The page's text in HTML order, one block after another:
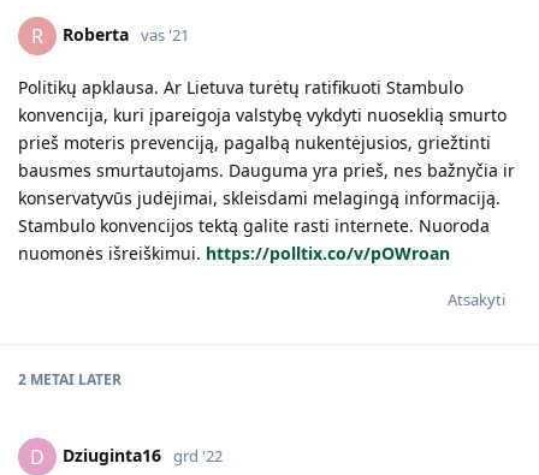
R Roberta vas '21
Politikų apklausa. Ar Lietuva turėtų ratifikuoti Stambulo
konvencija, kuri įpareigoja valstybę vykdyti nuoseklią smurto
prieš moteris prevenciją, pagalbą nukentėjusios, griežtinti
bausmes smurtautojams. Dauguma yra prieš, nes bažnyčia ir
konservatyvūs judėjimai, skleisdami melagingą informaciją.
Stambulo konvencijos tektą galite rasti internete. Nuoroda
nuomonės išreiškimui. https://polltix.co/v/pOWroan
Atsakyti
2 METAI LATER
D Dziuginta16 grd '22